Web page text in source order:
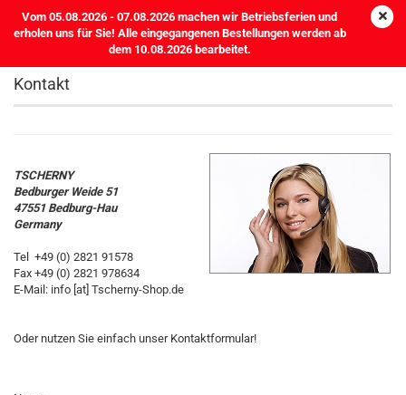
Vom 05.08.2026 - 07.08.2026 machen wir Betriebsferien und
erholen uns für Sie! Alle eingegangenen Bestellungen werden ab
dem 10.08.2026 bearbeitet.
Kontakt
TSCHERNY
Bedburger Weide 51
47551 Bedburg-Hau
Germany
Tel +49 (0) 2821 91578
Fax +49 (0) 2821 978634
E-Mail: info [at] Tscherny-Shop.de
Oder nutzen Sie einfach unser Kontaktformular!